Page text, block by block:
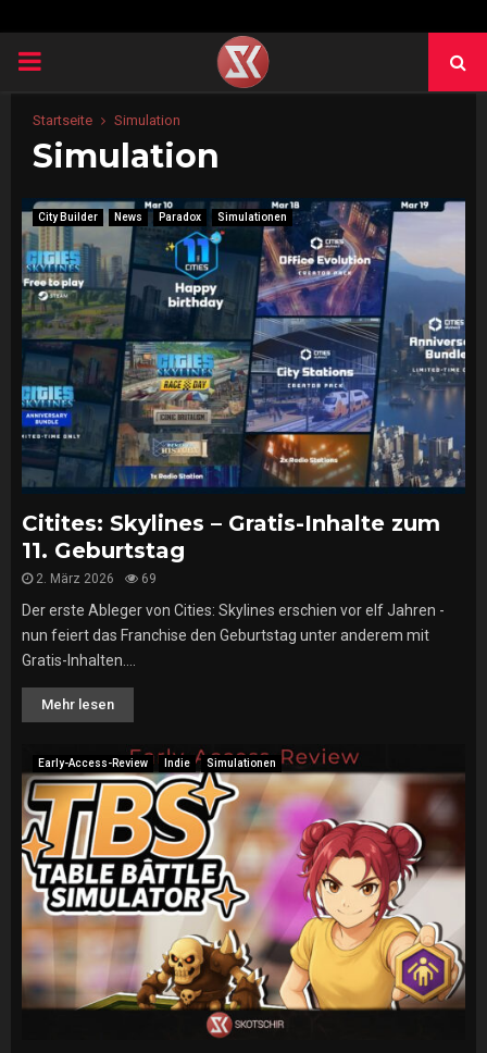
PRIMARY
MENU
Startseite Simulation
Simulation
City Builder News Paradox Simulationen
Citites: Skylines – Gratis-Inhalte zum
11. Geburtstag
2. März 2026 69
Der erste Ableger von Cities: Skylines erschien vor elf Jahren -
nun feiert das Franchise den Geburtstag unter anderem mit
Gratis-Inhalten....
Mehr lesen
Early-Access-Review Indie Simulationen